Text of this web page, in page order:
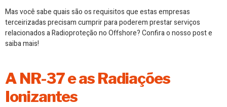
Mas você sabe quais são os requisitos que estas empresas
terceirizadas precisam cumprir para poderem prestar serviços
relacionados a Radioproteção no Offshore? Confira o nosso post e
saiba mais!
A NR-37 e as Radiações
Ionizantes